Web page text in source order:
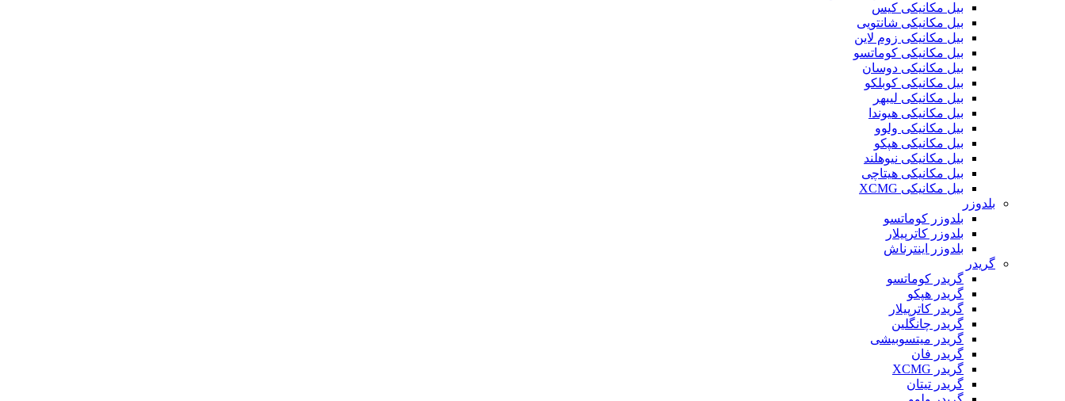
بیل مکانیکی کیس
بیل مکانیکی شانتویی
بیل مکانیکی زوم لاین
بیل مکانیکی کوماتسو
بیل مکانیکی دوسان
بیل مکانیکی کوبلکو
بیل مکانیکی لیبهر
بیل مکانیکی هیوندا
بیل مکانیکی ولوو
بیل مکانیکی هپکو
بیل مکانیکی نیوهلند
بیل مکانیکی هیتاچی
بیل مکانیکی XCMG
بلدوزر
بلدوزر کوماتسو
بلدوزر کاترپیلار
بلدوزر اینترناش
گریدر
گریدر کوماتسو
گریدر هپکو
گریدر کاترپیلار
گریدر چانگلین
گریدر میتسوبیشی
گریدر فان
گریدر XCMG
گریدر تیتان